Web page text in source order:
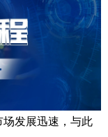
发展迅速，与此